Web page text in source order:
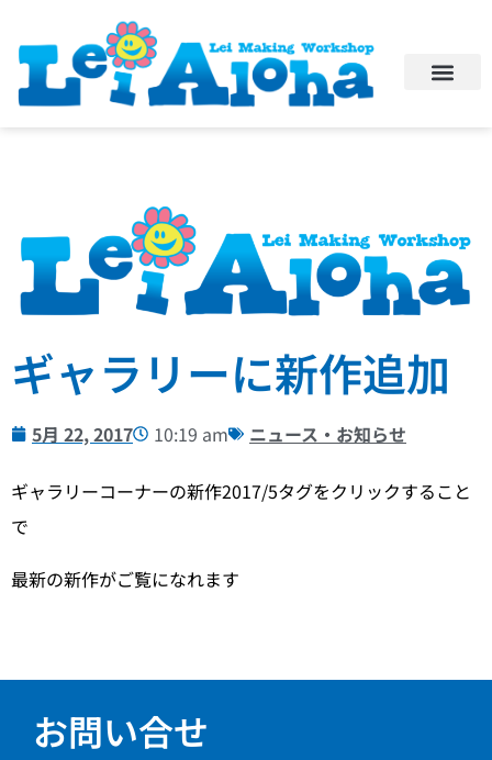
ギャラリーに新作追加
5月 22, 2017 10:19 am ニュース・お知らせ
ギャラリーコーナーの新作2017/5タグをクリックすること
で
最新の新作がご覧になれます
お問い合せ